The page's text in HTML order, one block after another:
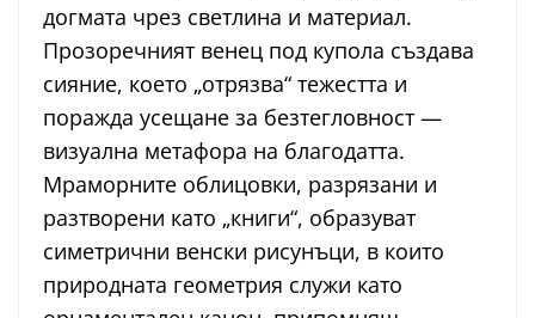
догмата чрез светлина и материал.
Прозоречният венец под купола създава
сияние, което „отрязва“ тежестта и
поражда усещане за безтегловност —
визуална метафора на благодатта.
Мраморните облицовки, разрязани и
разтворени като „книги“, образуват
симетрични венски рисунъци, в които
природната геометрия служи като